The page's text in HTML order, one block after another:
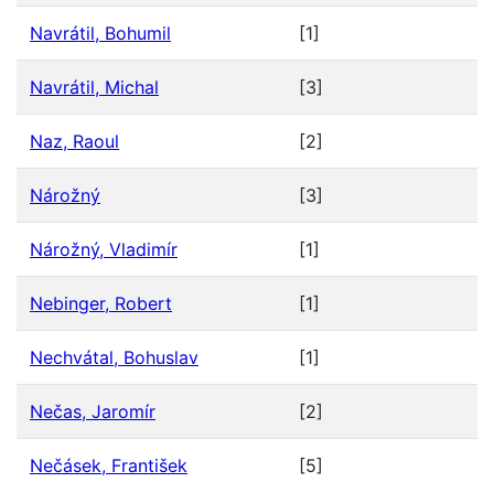
Navrátil, Bohumil [1]
Navrátil, Michal [3]
Naz, Raoul [2]
Nárožný [3]
Nárožný, Vladimír [1]
Nebinger, Robert [1]
Nechvátal, Bohuslav [1]
Nečas, Jaromír [2]
Nečásek, František [5]